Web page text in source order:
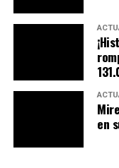
Pulsar NS400Z.
Pastillas para
vehículo
en